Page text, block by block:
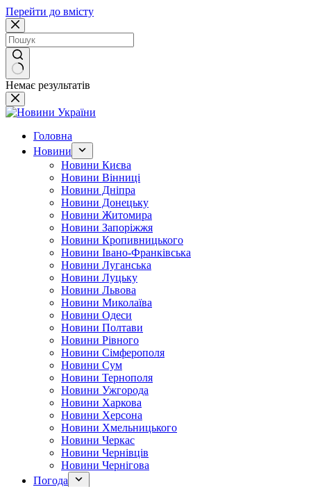
Перейти до вмісту
Немає результатів
Головна
Новини
Новини Києва
Новини Вінниці
Новини Дніпра
Новини Донецьку
Новини Житомира
Новини Запоріжжя
Новини Кропивницького
Новини Івано-Франківська
Новини Луганська
Новини Луцьку
Новини Львова
Новини Миколаїва
Новини Одеси
Новини Полтави
Новини Рівного
Новини Сімферополя
Новини Сум
Новини Тернополя
Новини Ужгорода
Новини Харкова
Новини Херсона
Новини Хмельницького
Новини Черкас
Новини Чернівців
Новини Чернігова
Погода